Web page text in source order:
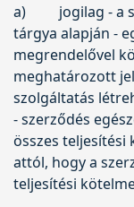
a)
jogilag - a
tárgya alapján -
megrendelővel
meghatározott
szolgáltatás
- szerződés
összes
attól, hogy a
teljesítési